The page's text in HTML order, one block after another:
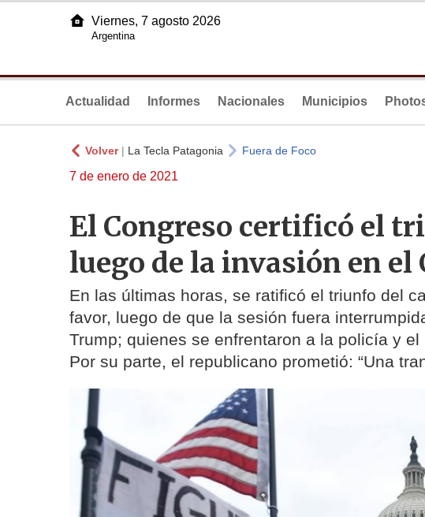
Viernes, 7 agosto 2026
Argentina
Actualidad Informes Nacionales Municipios
Volver| La Tecla Patagonia Fuera de Foco
7 de enero de 2021
El Congreso certificó el
luego de la invasión en el
En las últimas horas, se ratificó el triunfo del
favor, luego de que la sesión fuera
Trump; quienes se enfrentaron a la policía y
Por su parte, el republicano prometió: “Una